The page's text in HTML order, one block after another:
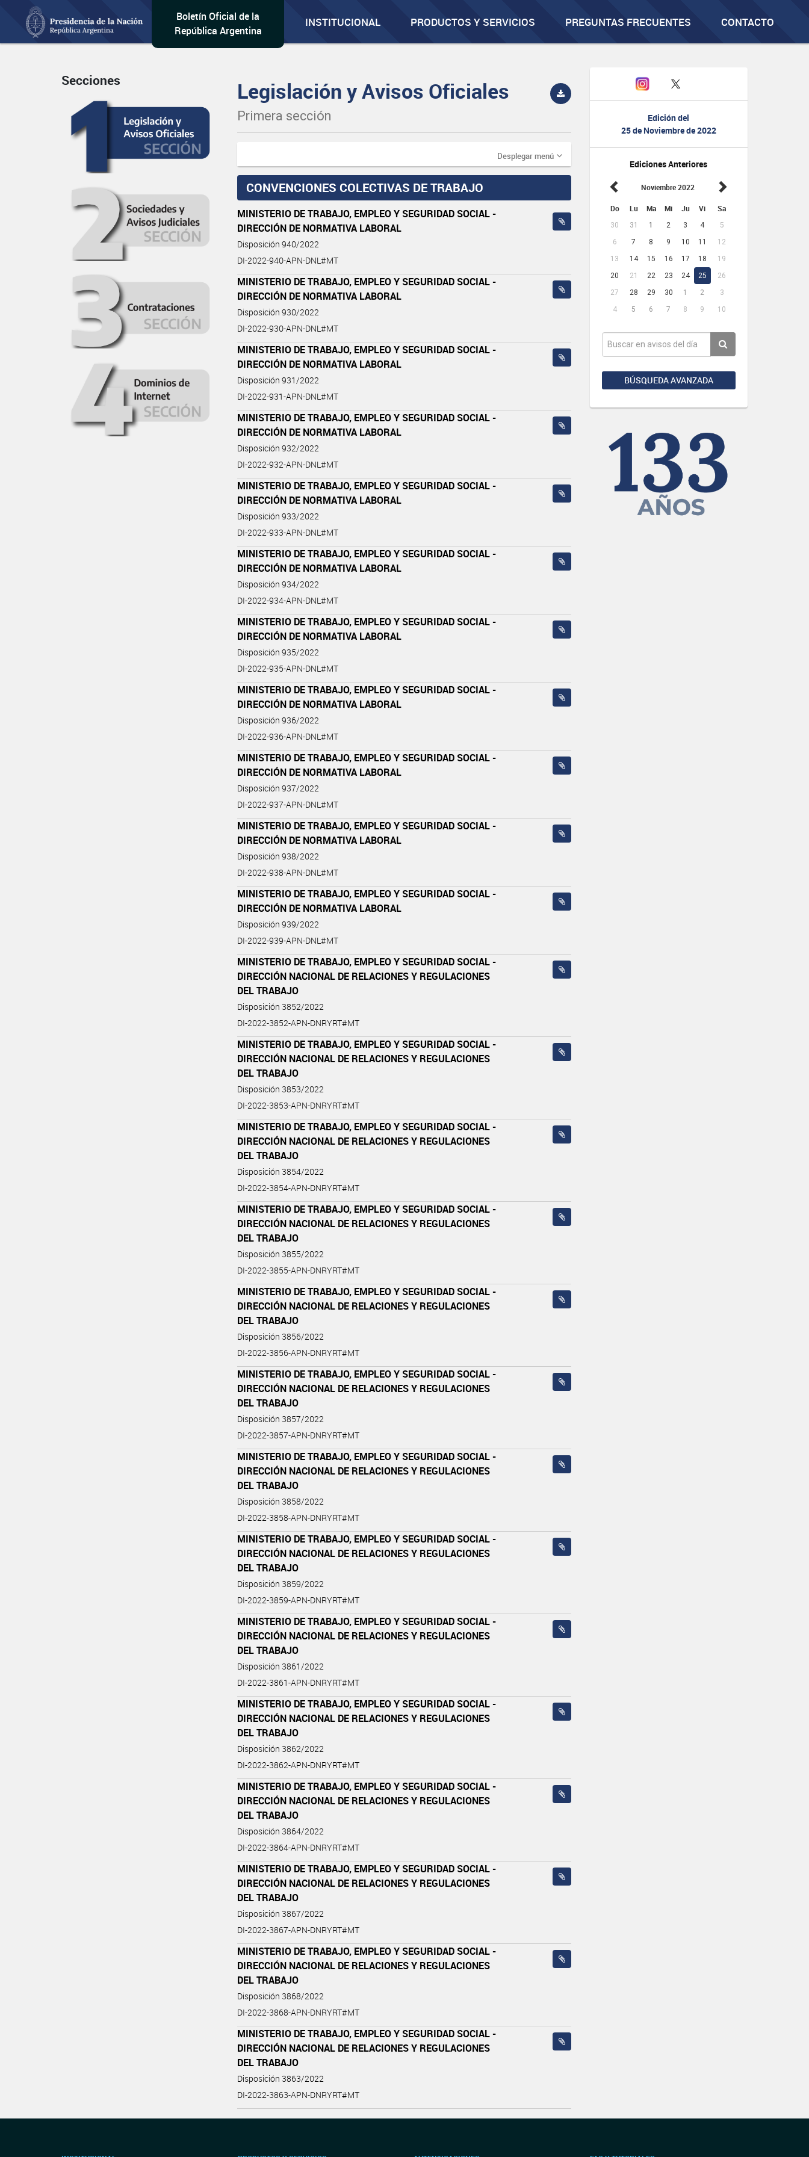
Boletín Oficial de la
República Argentina
INSTITUCIONAL PRODUCTOS Y SERVICIOS PREGUNTAS FRECUENTES CONTACTO
Edición del
25 de Noviembre de 2022
Ediciones Anteriores
Noviembre 2022
Do Lu Ma Mi Ju Vi Sa
30 31 1 2 3 4
5
6
7 8 9 10 11
12
13
14 15 16 17 18
19
20
21 22 23 24 25
26
27
28 29 30 1 2
3
4
5 6 7 8 9 10
BÚSQUEDA AVANZADA
Secciones Legislación y Avisos Oficiales
Primera sección
Desplegar menú
CONVENCIONES COLECTIVAS DE TRABAJO
MINISTERIO DE TRABAJO, EMPLEO Y SEGURIDAD SOCIAL -
DIRECCIÓN DE NORMATIVA LABORAL
Disposición 940/2022
DI-2022-940-APN-DNL#MT
MINISTERIO DE TRABAJO, EMPLEO Y SEGURIDAD SOCIAL -
DIRECCIÓN DE NORMATIVA LABORAL
Disposición 930/2022
DI-2022-930-APN-DNL#MT
MINISTERIO DE TRABAJO, EMPLEO Y SEGURIDAD SOCIAL -
DIRECCIÓN DE NORMATIVA LABORAL
Disposición 931/2022
DI-2022-931-APN-DNL#MT
MINISTERIO DE TRABAJO, EMPLEO Y SEGURIDAD SOCIAL -
DIRECCIÓN DE NORMATIVA LABORAL
Disposición 932/2022
DI-2022-932-APN-DNL#MT
MINISTERIO DE TRABAJO, EMPLEO Y SEGURIDAD SOCIAL -
DIRECCIÓN DE NORMATIVA LABORAL
Disposición 933/2022
DI-2022-933-APN-DNL#MT
MINISTERIO DE TRABAJO, EMPLEO Y SEGURIDAD SOCIAL -
DIRECCIÓN DE NORMATIVA LABORAL
Disposición 934/2022
DI-2022-934-APN-DNL#MT
MINISTERIO DE TRABAJO, EMPLEO Y SEGURIDAD SOCIAL -
DIRECCIÓN DE NORMATIVA LABORAL
Disposición 935/2022
DI-2022-935-APN-DNL#MT
MINISTERIO DE TRABAJO, EMPLEO Y SEGURIDAD SOCIAL -
DIRECCIÓN DE NORMATIVA LABORAL
Disposición 936/2022
DI-2022-936-APN-DNL#MT
MINISTERIO DE TRABAJO, EMPLEO Y SEGURIDAD SOCIAL -
DIRECCIÓN DE NORMATIVA LABORAL
Disposición 937/2022
DI-2022-937-APN-DNL#MT
MINISTERIO DE TRABAJO, EMPLEO Y SEGURIDAD SOCIAL -
DIRECCIÓN DE NORMATIVA LABORAL
Disposición 938/2022
DI-2022-938-APN-DNL#MT
MINISTERIO DE TRABAJO, EMPLEO Y SEGURIDAD SOCIAL -
DIRECCIÓN DE NORMATIVA LABORAL
Disposición 939/2022
DI-2022-939-APN-DNL#MT
MINISTERIO DE TRABAJO, EMPLEO Y SEGURIDAD SOCIAL -
DIRECCIÓN NACIONAL DE RELACIONES Y REGULACIONES
DEL TRABAJO
Disposición 3852/2022
DI-2022-3852-APN-DNRYRT#MT
MINISTERIO DE TRABAJO, EMPLEO Y SEGURIDAD SOCIAL -
DIRECCIÓN NACIONAL DE RELACIONES Y REGULACIONES
DEL TRABAJO
Disposición 3853/2022
DI-2022-3853-APN-DNRYRT#MT
MINISTERIO DE TRABAJO, EMPLEO Y SEGURIDAD SOCIAL -
DIRECCIÓN NACIONAL DE RELACIONES Y REGULACIONES
DEL TRABAJO
Disposición 3854/2022
DI-2022-3854-APN-DNRYRT#MT
MINISTERIO DE TRABAJO, EMPLEO Y SEGURIDAD SOCIAL -
DIRECCIÓN NACIONAL DE RELACIONES Y REGULACIONES
DEL TRABAJO
Disposición 3855/2022
DI-2022-3855-APN-DNRYRT#MT
MINISTERIO DE TRABAJO, EMPLEO Y SEGURIDAD SOCIAL -
DIRECCIÓN NACIONAL DE RELACIONES Y REGULACIONES
DEL TRABAJO
Disposición 3856/2022
DI-2022-3856-APN-DNRYRT#MT
MINISTERIO DE TRABAJO, EMPLEO Y SEGURIDAD SOCIAL -
DIRECCIÓN NACIONAL DE RELACIONES Y REGULACIONES
DEL TRABAJO
Disposición 3857/2022
DI-2022-3857-APN-DNRYRT#MT
MINISTERIO DE TRABAJO, EMPLEO Y SEGURIDAD SOCIAL -
DIRECCIÓN NACIONAL DE RELACIONES Y REGULACIONES
DEL TRABAJO
Disposición 3858/2022
DI-2022-3858-APN-DNRYRT#MT
MINISTERIO DE TRABAJO, EMPLEO Y SEGURIDAD SOCIAL -
DIRECCIÓN NACIONAL DE RELACIONES Y REGULACIONES
DEL TRABAJO
Disposición 3859/2022
DI-2022-3859-APN-DNRYRT#MT
MINISTERIO DE TRABAJO, EMPLEO Y SEGURIDAD SOCIAL -
DIRECCIÓN NACIONAL DE RELACIONES Y REGULACIONES
DEL TRABAJO
Disposición 3861/2022
DI-2022-3861-APN-DNRYRT#MT
MINISTERIO DE TRABAJO, EMPLEO Y SEGURIDAD SOCIAL -
DIRECCIÓN NACIONAL DE RELACIONES Y REGULACIONES
DEL TRABAJO
Disposición 3862/2022
DI-2022-3862-APN-DNRYRT#MT
MINISTERIO DE TRABAJO, EMPLEO Y SEGURIDAD SOCIAL -
DIRECCIÓN NACIONAL DE RELACIONES Y REGULACIONES
DEL TRABAJO
Disposición 3864/2022
DI-2022-3864-APN-DNRYRT#MT
MINISTERIO DE TRABAJO, EMPLEO Y SEGURIDAD SOCIAL -
DIRECCIÓN NACIONAL DE RELACIONES Y REGULACIONES
DEL TRABAJO
Disposición 3867/2022
DI-2022-3867-APN-DNRYRT#MT
MINISTERIO DE TRABAJO, EMPLEO Y SEGURIDAD SOCIAL -
DIRECCIÓN NACIONAL DE RELACIONES Y REGULACIONES
DEL TRABAJO
Disposición 3868/2022
DI-2022-3868-APN-DNRYRT#MT
MINISTERIO DE TRABAJO, EMPLEO Y SEGURIDAD SOCIAL -
DIRECCIÓN NACIONAL DE RELACIONES Y REGULACIONES
DEL TRABAJO
Disposición 3863/2022
DI-2022-3863-APN-DNRYRT#MT